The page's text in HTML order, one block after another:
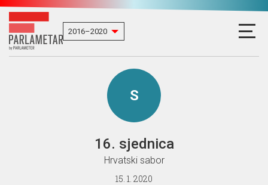
S
16. sjednica
Hrvatski sabor
15. 1. 2020